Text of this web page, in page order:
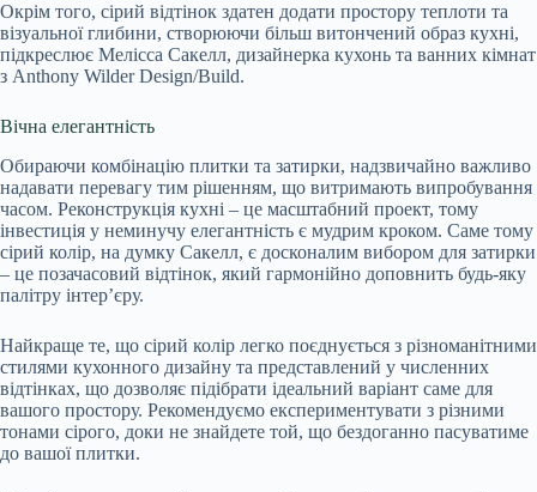
Окрім того, сірий відтінок здатен додати простору теплоти та
візуальної глибини, створюючи більш витончений образ кухні,
підкреслює Мелісса Сакелл, дизайнерка кухонь та ванних кімнат
з Anthony Wilder Design/Build.
Вічна елегантність
Обираючи комбінацію плитки та затирки, надзвичайно важливо
надавати перевагу тим рішенням, що витримають випробування
часом. Реконструкція кухні – це масштабний проект, тому
інвестиція у неминучу елегантність є мудрим кроком. Саме тому
сірий колір, на думку Сакелл, є досконалим вибором для затирки
– це позачасовий відтінок, який гармонійно доповнить будь-яку
палітру інтер’єру.
Найкраще те, що сірий колір легко поєднується з різноманітними
стилями кухонного дизайну та представлений у численних
відтінках, що дозволяє підібрати ідеальний варіант саме для
вашого простору. Рекомендуємо експериментувати з різними
тонами сірого, доки не знайдете той, що бездоганно пасуватиме
до вашої плитки.